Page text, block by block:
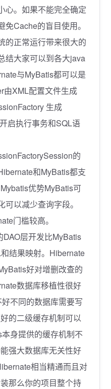
心。如果不能完全确定
Cache的盲目使用。
的正常运行带来很大的
结大家可以到各大java
与MyBatis都可以是
由XML配置文件生成
生成
启执行事务和SQL语
的
和MyBatis都支
优势MyBatis可
以减少查询字段。
门槛较高。
层开发比MyBatis
结果映射。Hibernate
好对增删改查的
数据库移植性很好
不同的数据库需要写
的二级缓存机制可以
身提供的缓存机制不
强大数据库无关性好
相当精通而且对
那么你的项目整个持